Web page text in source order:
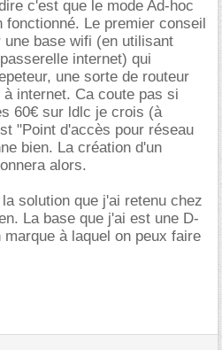
c'est que le mode Ad-hoc
fonctionné. Le premier conseil
base wifi (en utilisant
internet) qui
une sorte de routeur
internet. Ca coute pas si
60€ sur ldlc je crois (à
"Point d'accès pour réseau
bien. La création d'un
alors.
solution que j'ai retenu chez
La base que j'ai est une D-
à laquel on peux faire